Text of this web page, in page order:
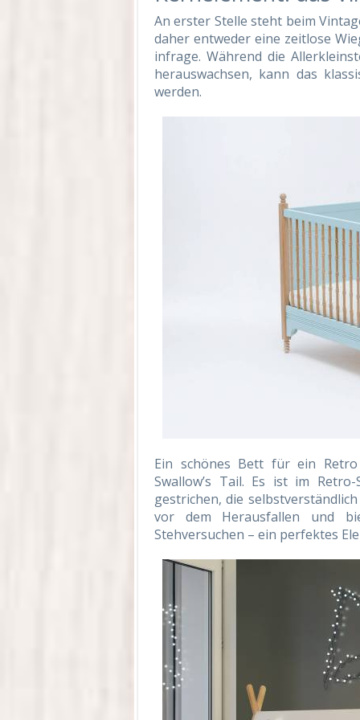
An erster Stelle steht beim
daher entweder eine zeitlose
infrage. Während die
herauswachsen, kann das
werden.
Ein schönes Bett für ein
Swallow’s Tail. Es ist im
gestrichen, die
vor dem Herausfallen und
Stehversuchen – ein perfektes